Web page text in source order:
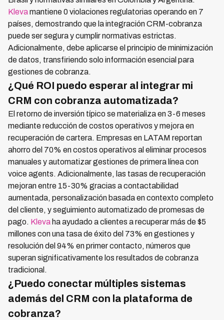
Klevamantiene 0 violaciones regulatorias operando en 7
países, demostrando que la integración CRM-cobranza
puede ser segura y cumplir normativas estrictas.
Adicionalmente, debe aplicarse el principio de minimización
de datos, transfiriendo solo información esencial para
gestiones de cobranza.
¿Qué ROI puedo esperar al integrar mi
CRM con cobranza automatizada?
El retorno de inversión típico se materializa en 3-6 meses
mediante reducción de costos operativos y mejora en
recuperación de cartera. Empresas en LATAM reportan
ahorro del 70% en costos operativos al eliminar procesos
manuales y automatizar gestiones de primera línea con
voice agents. Adicionalmente, las tasas de recuperación
mejoran entre 15-30% gracias a contactabilidad
aumentada, personalización basada en contexto completo
del cliente, y seguimiento automatizado de promesas de
pago. Kleva ha ayudado a clientes a recuperar más de $5
millones con una tasa de éxito del 73% en gestiones y
resolución del 94% en primer contacto, números que
superan significativamente los resultados de cobranza
tradicional.
¿Puedo conectar múltiples sistemas
además del CRM con la plataforma de
cobranza?